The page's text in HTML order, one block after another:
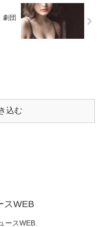
劇団
込む
スWEB
ースWEB.